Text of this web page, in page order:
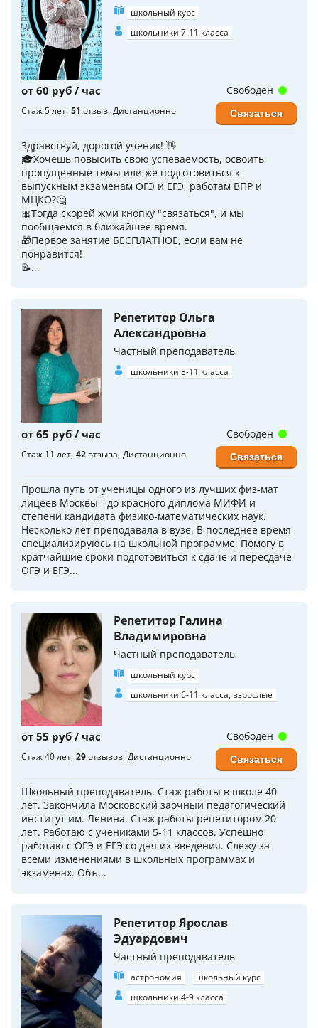
школьный курс
школьники 7-11 класса
от 60 руб / час
Стаж 5 лет 51 отзыв Дистанционно
Здравствуй, дорогой ученик! 👋
🎓Хочешь повысить свою успеваемость, освоить
пропущенные темы или же подготовиться к
выпускным экзаменам ОГЭ и ЕГЭ, работам ВПР и
МЦКО?🤔
🎀Тогда скорей жми кнопку "связаться", и мы
пообщаемся в ближайшее время.
🎁Первое занятие БЕСПЛАТНОЕ, если вам не
понравится!
📝...
Свободен
Связаться
Репетитор Ольга
Александровна
Частный преподаватель
школьники 8-11 класса
от 65 руб / час
Стаж 11 лет 42отзыва Дистанционно
Прошла путь от ученицы одного из лучших физ-мат
лицеев Москвы - до красного диплома МИФИ и
степени кандидата физико-математических наук.
Несколько лет преподавала в вузе. В последнее время
специализируюсь на школьной программе. Помогу в
кратчайшие сроки подготовиться к сдаче и пересдаче
ОГЭ и ЕГЭ...
Свободен
Связаться
Репетитор Галина
Владимировна
Частный преподаватель
школьный курс
школьники 6-11 класса, взрослые
от 55 руб / час
Стаж 40 лет 29отзывов Дистанционно
Школьный преподаватель. Стаж работы в школе 40
лет. Закончила Московский заочный педагогический
институт им. Ленина. Стаж работы репетитором 20
лет. Работаю с учениками 5-11 классов. Успешно
работаю с ОГЭ и ЕГЭ со дня их введения. Слежу за
всеми изменениями в школьных программах и
экзаменах. Объ...
Свободен
Связаться
Репетитор Ярослав
Эдуардович
Частный преподаватель
астрономия
школьный курс
школьники 4-9 класса